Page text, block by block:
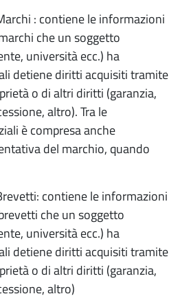
: contiene le informazioni
che un soggetto
università ecc.) ha
detiene diritti acquisiti tramite
o di altri diritti (garanzia,
altro). Tra le
è compresa anche
del marchio, quando
contiene le informazioni
che un soggetto
università ecc.) ha
detiene diritti acquisiti tramite
o di altri diritti (garanzia,
altro)